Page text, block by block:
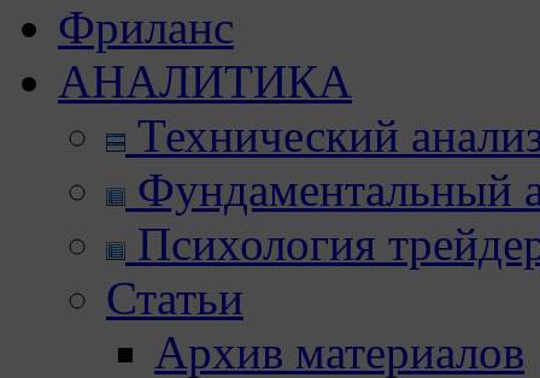
Фриланс
АНАЛИТИКА
Технический
Фундаментальный
Психология
Статьи
Архив материалов